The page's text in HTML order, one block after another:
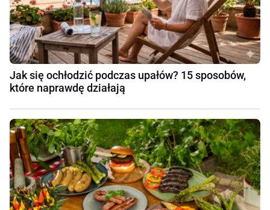
Jak się ochłodzić podczas upałów? 15 sposobów,
które naprawdę działają